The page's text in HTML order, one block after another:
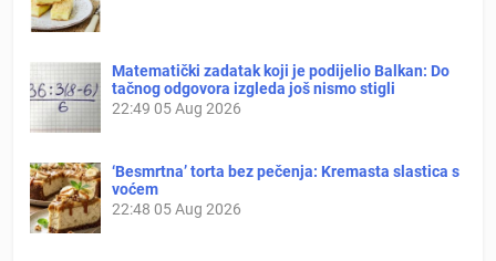
Matematički zadatak koji je podijelio Balkan: Do
tačnog odgovora izgleda još nismo stigli
22:49 05 Aug 2026
‘Besmrtna’ torta bez pečenja: Kremasta slastica s
voćem
22:48 05 Aug 2026